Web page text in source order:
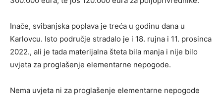
Inače, svibanjska poplava je treća u godinu dana u
Karlovcu. Isto područje stradalo je i 18. rujna i 11. prosinca
2022., ali je tada materijalna šteta bila manja i nije bilo
uvjeta za proglašenje elementarne nepogode.
Nema uvjeta ni za proglašenje elementarne nepogode